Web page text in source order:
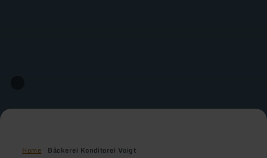
Home Bäckerei Konditorei Voigt